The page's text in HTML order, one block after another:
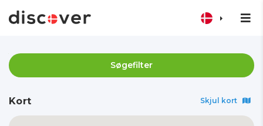
Søgefilter
Kort Skjul kort